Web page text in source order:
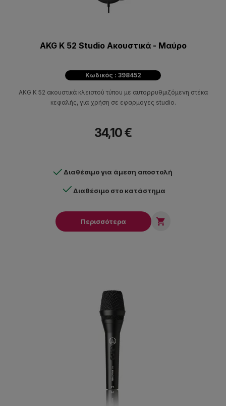
AKG K 52 Studio Ακουστικά - Μαύρo
Κωδικός : 398452
AKG K 52 ακουστικά κλειστού τύπου με αυτορρυθμιζόμενη στέκα
κεφαλής, για χρήση σε εφαρμογες studio.
34,10 €
Διαθέσιμο για άμεση αποστολή
Διαθέσιμο στο κατάστημα
Περισσότερα 